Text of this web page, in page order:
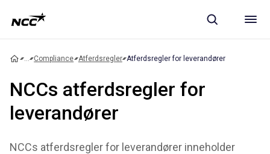
... Compliance Atferdsregler Atferdsregler for leverandører
NCCs atferdsregler for
leverandører
NCCs atferdsregler for leverandører inneholder